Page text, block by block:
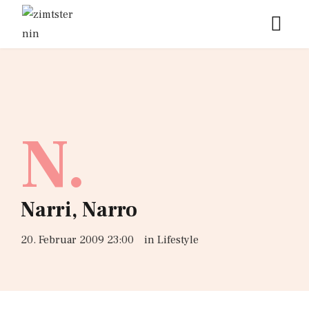
N.
Narri, Narro
20. Februar 2009 23:00 in Lifestyle